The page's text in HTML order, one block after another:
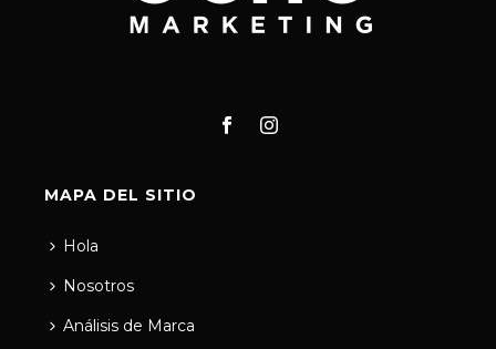
MAPA DEL SITIO
Hola
Nosotros
Análisis de Marca